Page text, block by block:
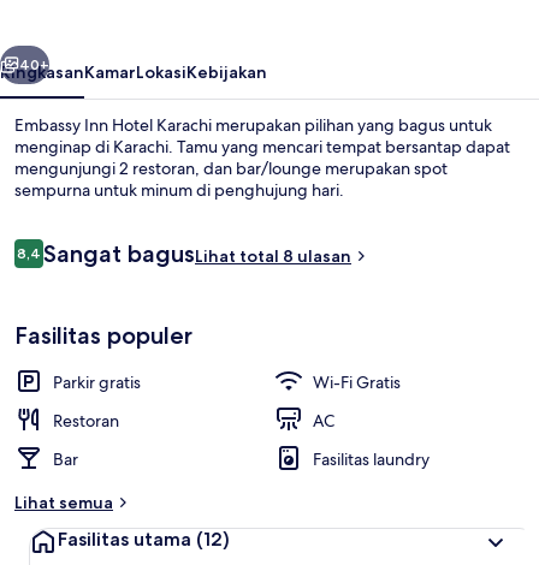
Berikutnya
40+
RingkasanKamarLokasiKebijakan
Embassy Inn Hotel Karachi merupakan pilihan yang bagus untuk
menginap di Karachi. Tamu yang mencari tempat bersantap dapat
mengunjungi 2 restoran, dan bar/lounge merupakan spot
sempurna untuk minum di penghujung hari.
Ulasan
8,48,4 dari 10
Sangat bagusLihat total 8 ulasan
Fasilitas populer
Parkir gratis
Wi-Fi Gratis
Restoran
AC
Bar
Fasilitas laundry
Lihat semua
Fasilitas utama (12)